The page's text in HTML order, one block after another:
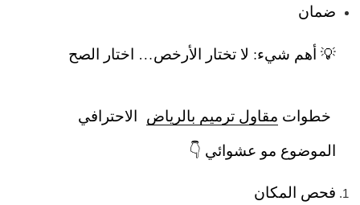
ضمان
💡 أهم شيء: لا تختار الأرخص… اختار الصح
خطوات مقاول ترميم بالرياض الاحترافي
الموضوع مو عشوائي 👇
فحص المكان